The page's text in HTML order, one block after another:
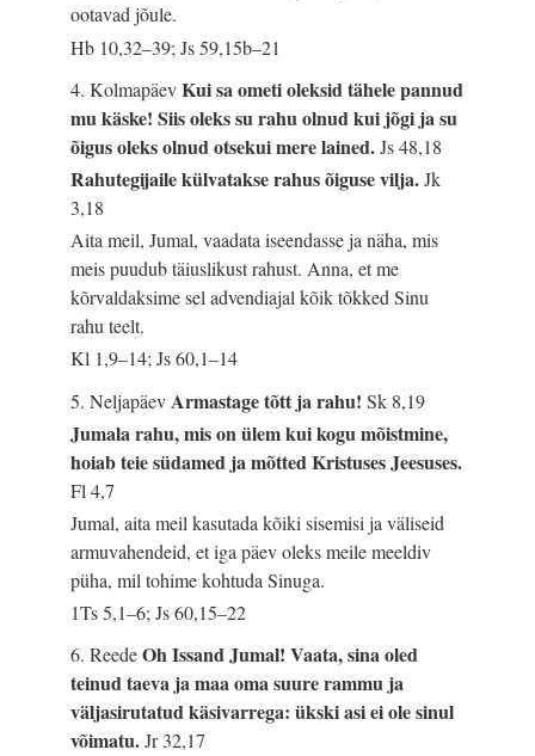
ootavad jõule.
Hb 10,32–39; Js 59,15b–21
4. KolmapäevKui sa ometi oleksid tähele pannud
mu käske! Siis oleks su rahu olnud kui jõgi ja su
õigus oleks olnud otsekui mere lained.Js 48,18
Rahutegijaile külvatakse rahus õiguse vilja.Jk
3,18
Aita meil, Jumal, vaadata iseendasse ja näha, mis
meis puudub täiuslikust rahust. Anna, et me
kõrvaldaksime sel advendiajal kõik tõkked Sinu
rahu teelt.
Kl 1,9–14; Js 60,1–14
5. Neljapäev Armastage tõtt ja rahu!Sk 8,19
Jumala rahu, mis on ülem kui kogu mõistmine,
hoiab teie südamed ja mõtted Kristuses Jeesuses.
Fl 4,7
Jumal, aita meil kasutada kõiki sisemisi ja väliseid
armuvahendeid, et iga päev oleks meile meeldiv
püha, mil tohime kohtuda Sinuga.
1Ts 5,1–6; Js 60,15–22
6. ReedeOh Issand Jumal! Vaata, sina oled
teinud taeva ja maa oma suure rammu ja
väljasirutatud käsivarrega: ükski asi ei ole sinul
võimatu.Jr 32,17